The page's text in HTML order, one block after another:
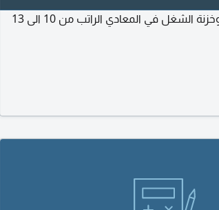
مطلوب محاسب عملاء وخزنة الشغل في المعادي الراتب من 10 الى 13